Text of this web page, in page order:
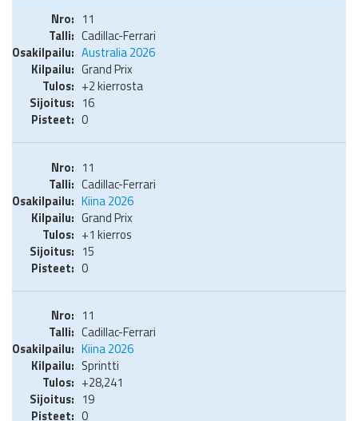
11
Cadillac-Ferrari
Australia 2026
Grand Prix
+2 kierrosta
16
0
11
Cadillac-Ferrari
Kiina 2026
Grand Prix
+1 kierros
15
0
11
Cadillac-Ferrari
Kiina 2026
Sprintti
+28,241
19
0